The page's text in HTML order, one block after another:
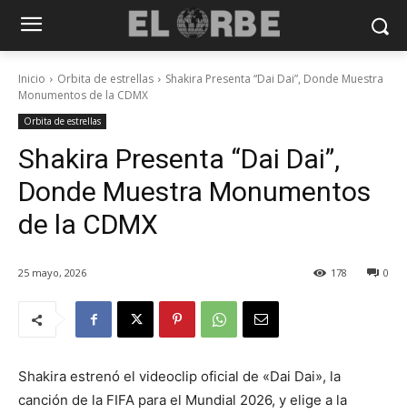
Inicio Orbita de estrellas
Shakira Presenta “Dai Dai”, Donde Muestra
Monumentos de la CDMX
Orbita de estrellas
Shakira Presenta “Dai Dai”,
Donde Muestra Monumentos
de la CDMX
25 mayo, 2026 0
178
Shakira estrenó el videoclip oficial de «Dai Dai», la
canción de la FIFA para el Mundial 2026, y elige a la